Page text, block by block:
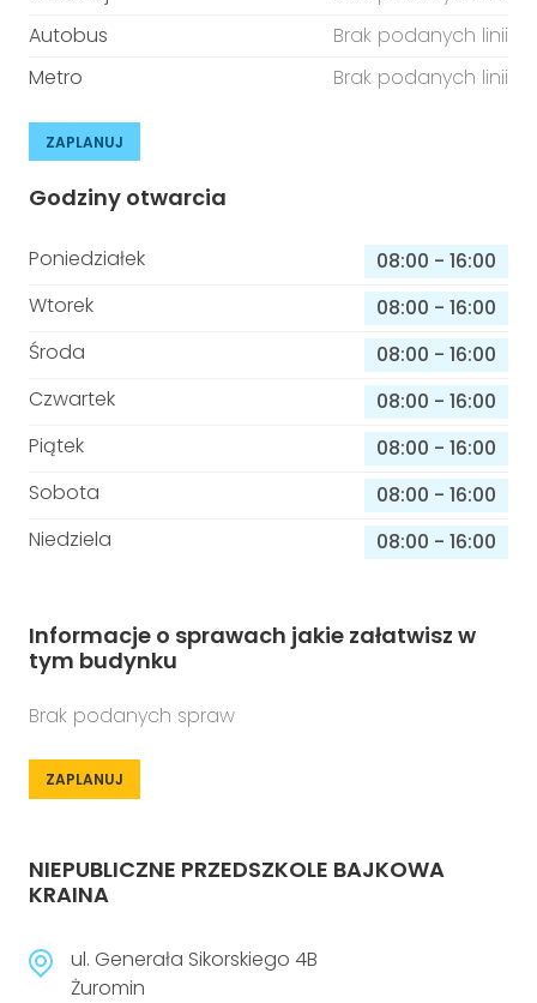
Autobus
Brak podanych linii
Metro
Brak podanych linii
ZAPLANUJ
Godziny otwarcia
Poniedziałek 08:00 - 16:00
Wtorek
08:00 - 16:00
Środa
08:00 - 16:00
Czwartek
08:00 - 16:00
Piątek
08:00 - 16:00
Sobota
08:00 - 16:00
Niedziela
08:00 - 16:00
Informacje o sprawach jakie załatwisz w
tym budynku
Brak podanych spraw
ZAPLANUJ
NIEPUBLICZNE PRZEDSZKOLE BAJKOWA
KRAINA
ul. Generała Sikorskiego 4B
Żuromin